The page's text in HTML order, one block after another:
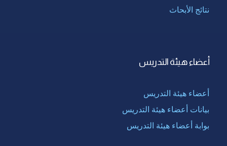
نتائج الأبحاث
أعضاء هيئة التدريس
أعضاء هيئة التدريس
بيانات أعضاء هيئة التدريس
بوابة أعضاء هيئة التدريس